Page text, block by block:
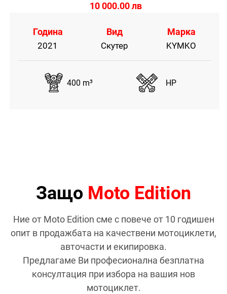
10 000.00 лв
Година
2021
Вид
Скутер
Марка
KYMKO
400 m³ HP
Защо Moto Edition
Ние от Moto Edition сме с повече от 10 годишен
опит в продажбата на качествени мотоциклети,
авточасти и екипировка.
Предлагаме Ви професионална безплатна
консултация при избора на вашия нов
мотоциклет.